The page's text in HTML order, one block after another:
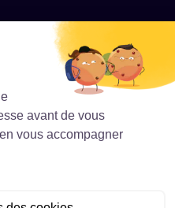
droits réservés
– THATMUCH
de vente
Légales